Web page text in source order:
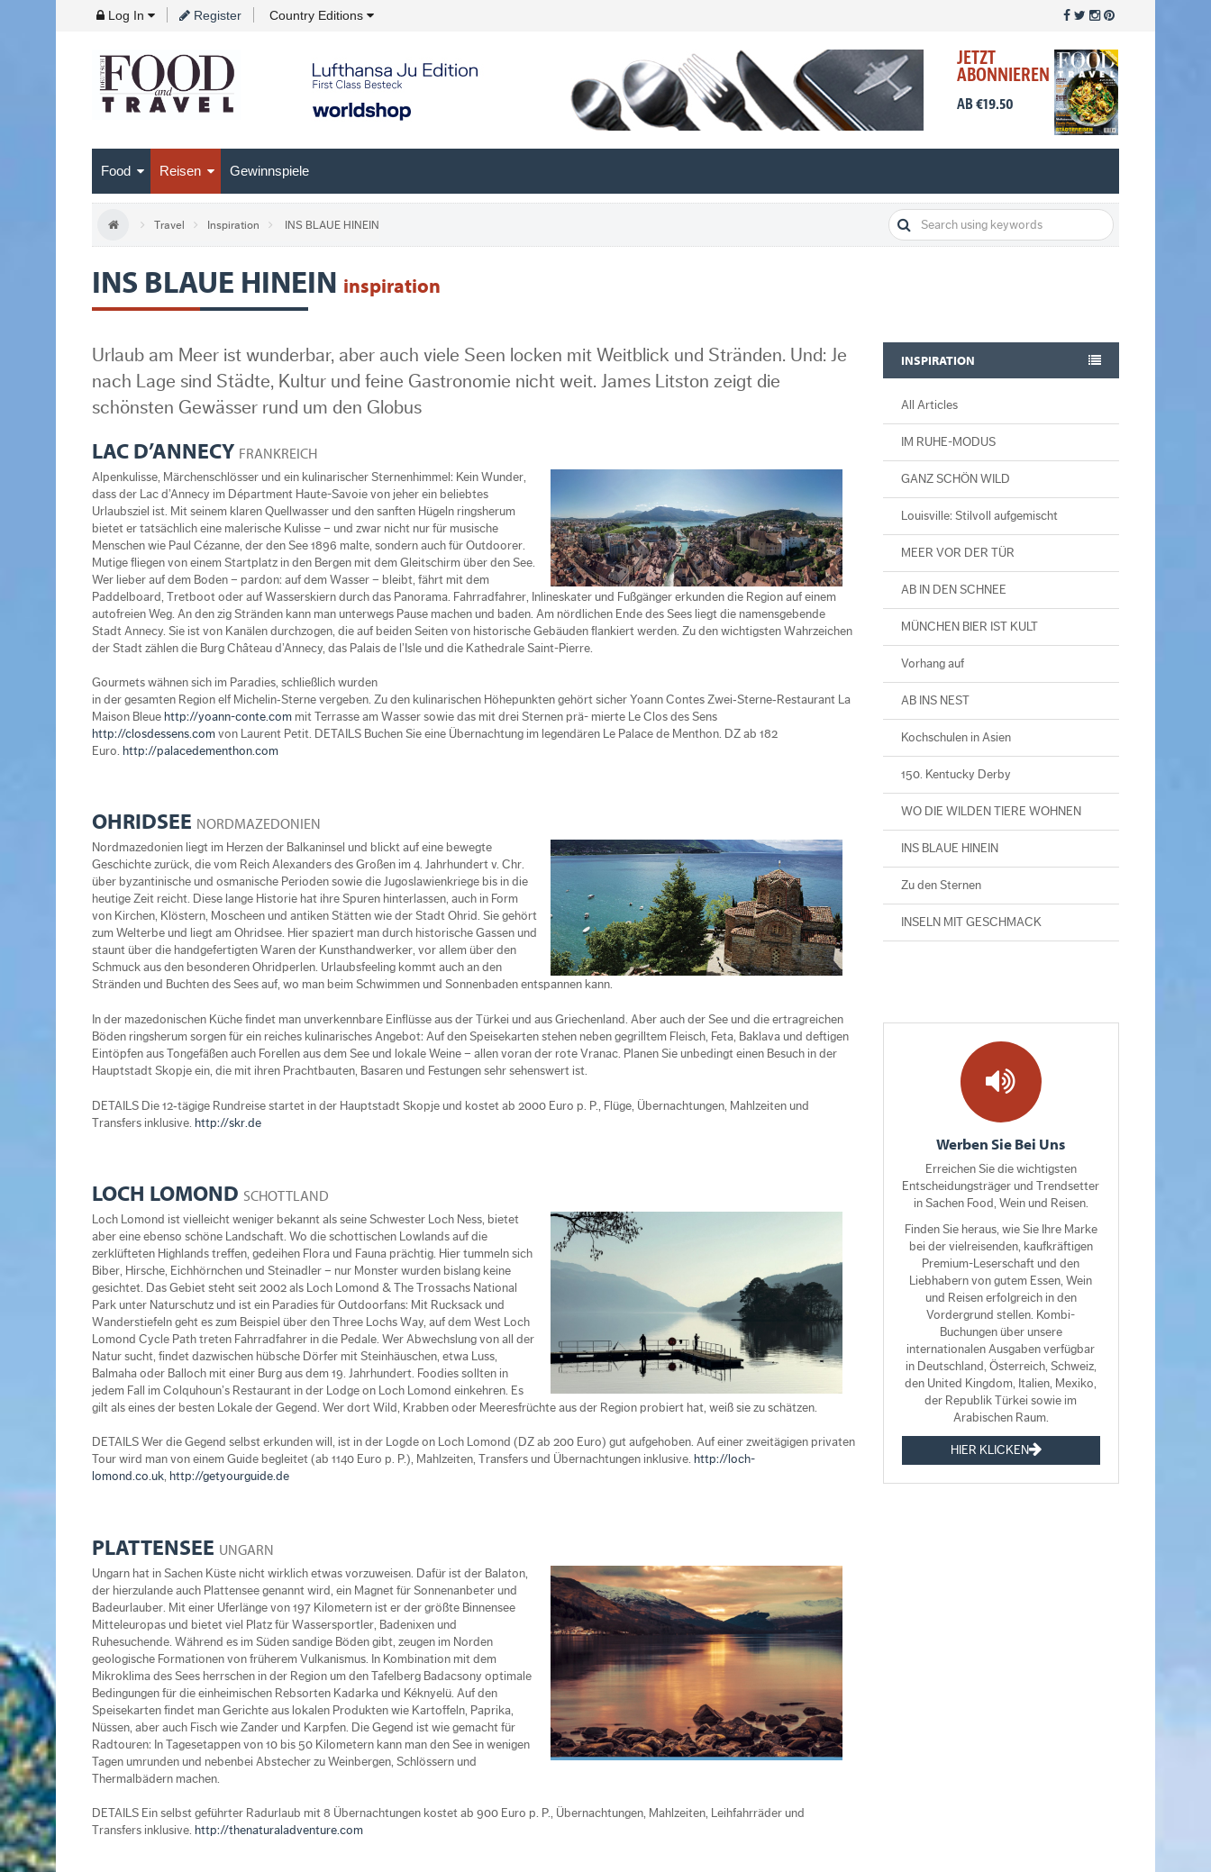
Log In Register Country Editions
JETZT
ABONNIEREN
AB €19.50
Food Reisen Gewinnspiele
Travel Inspiration INS BLAUE HINEIN
INS BLAUE HINEIN inspiration
Urlaub am Meer ist wunderbar, aber auch viele Seen locken mit Weitblick und Stränden. Und: Je
nach Lage sind Städte, Kultur und feine Gastronomie nicht weit. James Litston zeigt die
schönsten Gewässer rund um den Globus
LAC D’ANNECY FRANKREICH
Alpenkulisse, Märchenschlösser und ein kulinarischer Sternenhimmel: Kein Wunder,
dass der Lac d’Annecy im Départment Haute-Savoie von jeher ein beliebtes
Urlaubsziel ist. Mit seinem klaren Quellwasser und den sanften Hügeln ringsherum
bietet er tatsächlich eine malerische Kulisse – und zwar nicht nur für musische
Menschen wie Paul Cézanne, der den See 1896 malte, sondern auch für Outdoorer.
Mutige fliegen von einem Startplatz in den Bergen mit dem Gleitschirm über den See.
Wer lieber auf dem Boden – pardon: auf dem Wasser – bleibt, fährt mit dem
Paddelboard, Tretboot oder auf Wasserskiern durch das Panorama. Fahrradfahrer, Inlineskater und Fußgänger erkunden die Region auf einem
autofreien Weg. An den zig Stränden kann man unterwegs Pause machen und baden. Am nördlichen Ende des Sees liegt die namensgebende
Stadt Annecy. Sie ist von Kanälen durchzogen, die auf beiden Seiten von historische Gebäuden flankiert werden. Zu den wichtigsten Wahrzeichen
der Stadt zählen die Burg Château d’Annecy, das Palais de l’Isle und die Kathedrale Saint-Pierre.
Gourmets wähnen sich im Paradies, schließlich wurden
in der gesamten Region elf Michelin‐Sterne vergeben. Zu den kulinarischen Höhepunkten gehört sicher Yoann Contes Zwei‐Sterne‐Restaurant La
Maison Bleue http://yoann-conte.com mit Terrasse am Wasser sowie das mit drei Sternen prä- mierte Le Clos des Sens
http://closdessens.com von Laurent Petit. DETAILS Buchen Sie eine Übernachtung im legendären Le Palace de Menthon. DZ ab 182
Euro. http://palacedementhon.com
OHRIDSEE NORDMAZEDONIEN
Nordmazedonien liegt im Herzen der Balkaninsel und blickt auf eine bewegte
Geschichte zurück, die vom Reich Alexanders des Großen im 4. Jahrhundert v. Chr.
über byzantinische und osmanische Perioden sowie die Jugoslawienkriege bis in die
heutige Zeit reicht. Diese lange Historie hat ihre Spuren hinterlassen, auch in Form
von Kirchen, Klöstern, Moscheen und antiken Stätten wie der Stadt Ohrid. Sie gehört
zum Welterbe und liegt am Ohridsee. Hier spaziert man durch historische Gassen und
staunt über die handgefertigten Waren der Kunsthandwerker, vor allem über den
Schmuck aus den besonderen Ohridperlen. Urlaubsfeeling kommt auch an den
Stränden und Buchten des Sees auf, wo man beim Schwimmen und Sonnenbaden entspannen kann.
In der mazedonischen Küche findet man unverkennbare Einflüsse aus der Türkei und aus Griechenland. Aber auch der See und die ertragreichen
Böden ringsherum sorgen für ein reiches kulinarisches Angebot: Auf den Speisekarten stehen neben gegrilltem Fleisch, Feta, Baklava und deftigen
Eintöpfen aus Tongefäßen auch Forellen aus dem See und lokale Weine – allen voran der rote Vranac. Planen Sie unbedingt einen Besuch in der
Hauptstadt Skopje ein, die mit ihren Prachtbauten, Basaren und Festungen sehr sehenswert ist.
DETAILS Die 12‐tägige Rundreise startet in der Hauptstadt Skopje und kostet ab 2000 Euro p. P., Flüge, Übernachtungen, Mahlzeiten und
Transfers inklusive. http://skr.de
LOCH LOMOND SCHOTTLAND
Loch Lomond ist vielleicht weniger bekannt als seine Schwester Loch Ness, bietet
aber eine ebenso schöne Landschaft. Wo die schottischen Lowlands auf die
zerklüfteten Highlands treffen, gedeihen Flora und Fauna prächtig. Hier tummeln sich
Biber, Hirsche, Eichhörnchen und Steinadler – nur Monster wurden bislang keine
gesichtet. Das Gebiet steht seit 2002 als Loch Lomond & The Trossachs National
Park unter Naturschutz und ist ein Paradies für Outdoorfans: Mit Rucksack und
Wanderstiefeln geht es zum Beispiel über den Three Lochs Way, auf dem West Loch
Lomond Cycle Path treten Fahrradfahrer in die Pedale. Wer Abwechslung von all der
Natur sucht, findet dazwischen hübsche Dörfer mit Steinhäuschen, etwa Luss,
Balmaha oder Balloch mit einer Burg aus dem 19. Jahrhundert. Foodies sollten in
jedem Fall im Colquhoun’s Restaurant in der Lodge on Loch Lomond einkehren. Es
gilt als eines der besten Lokale der Gegend. Wer dort Wild, Krabben oder Meeresfrüchte aus der Region probiert hat, weiß sie zu schätzen.
DETAILS Wer die Gegend selbst erkunden will, ist in der Logde on Loch Lomond (DZ ab 200 Euro) gut aufgehoben. Auf einer zweitägigen privaten
Tour wird man von einem Guide begleitet (ab 1140 Euro p. P.), Mahlzeiten, Transfers und Übernachtungen inklusive. http://loch-
lomond.co.uk, http://getyourguide.de
PLATTENSEE UNGARN
Ungarn hat in Sachen Küste nicht wirklich etwas vorzuweisen. Dafür ist der Balaton,
der hierzulande auch Plattensee genannt wird, ein Magnet für Sonnenanbeter und
Badeurlauber. Mit einer Uferlänge von 197 Kilometern ist er der größte Binnensee
Mitteleuropas und bietet viel Platz für Wassersportler, Badenixen und
Ruhesuchende. Während es im Süden sandige Böden gibt, zeugen im Norden
geologische Formationen von früherem Vulkanismus. In Kombination mit dem
Mikroklima des Sees herrschen in der Region um den Tafelberg Badacsony optimale
Bedingungen für die einheimischen Rebsorten Kadarka und Kéknyelü. Auf den
Speisekarten findet man Gerichte aus lokalen Produkten wie Kartoffeln, Paprika,
Nüssen, aber auch Fisch wie Zander und Karpfen. Die Gegend ist wie gemacht für
Radtouren: In Tagesetappen von 10 bis 50 Kilometern kann man den See in wenigen
Tagen umrunden und nebenbei Abstecher zu Weinbergen, Schlössern und
Thermalbädern machen.
DETAILS Ein selbst geführter Radurlaub mit 8 Übernachtungen kostet ab 900 Euro p. P., Übernachtungen, Mahlzeiten, Leihfahrräder und
Transfers inklusive. http://thenaturaladventure.com
INSPIRATION
All Articles
IM RUHE-MODUS
GANZ SCHÖN WILD
Louisville: Stilvoll aufgemischt
MEER VOR DER TÜR
AB IN DEN SCHNEE
MÜNCHEN BIER IST KULT
Vorhang auf
AB INS NEST
Kochschulen in Asien
150. Kentucky Derby
WO DIE WILDEN TIERE WOHNEN
INS BLAUE HINEIN
Zu den Sternen
INSELN MIT GESCHMACK
Werben Sie Bei Uns
Erreichen Sie die wichtigsten
Entscheidungsträger und Trendsetter
in Sachen Food, Wein und Reisen.
Finden Sie heraus, wie Sie Ihre Marke
bei der vielreisenden, kaufkräftigen
Premium-Leserschaft und den
Liebhabern von gutem Essen, Wein
und Reisen erfolgreich in den
Vordergrund stellen. Kombi-
Buchungen über unsere
internationalen Ausgaben verfügbar
in Deutschland, Österreich, Schweiz,
den United Kingdom, Italien, Mexiko,
der Republik Türkei sowie im
Arabischen Raum.
HIER KLICKEN